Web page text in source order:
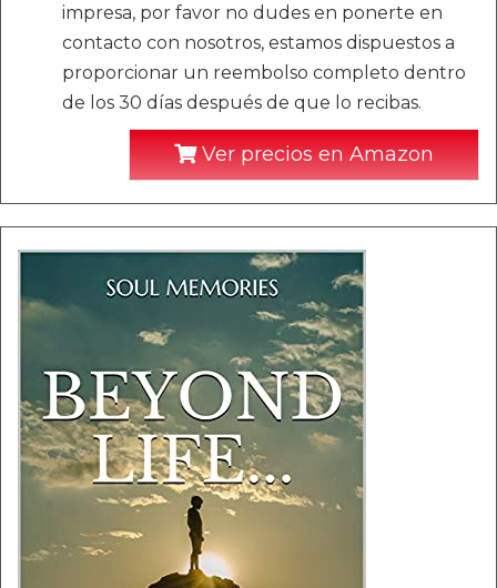
impresa, por favor no dudes en ponerte en
contacto con nosotros, estamos dispuestos a
proporcionar un reembolso completo dentro
de los 30 días después de que lo recibas.
Ver precios en Amazon